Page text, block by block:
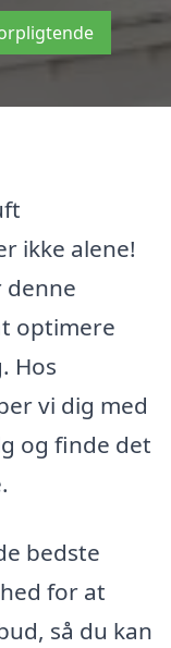
ikke alene!
denne
optimere
Hos
vi dig med
og finde det
bedste
for at
så du kan